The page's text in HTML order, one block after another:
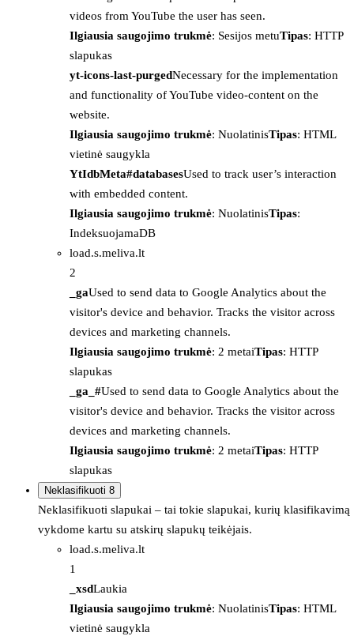
videos from YouTube the user has seen.
Ilgiausia saugojimo trukmė: Sesijos metuTipas: HTTP
slapukas
yt-icons-last-purgedNecessary for the implementation
and functionality of YouTube video-content on the
website.
Ilgiausia saugojimo trukmė: NuolatinisTipas: HTML
vietinė saugykla
YtIdbMeta#databasesUsed to track user’s interaction
with embedded content.
Ilgiausia saugojimo trukmė: NuolatinisTipas:
IndeksuojamaDB
load.s.meliva.lt
2
_gaUsed to send data to Google Analytics about the
visitor's device and behavior. Tracks the visitor across
devices and marketing channels.
Ilgiausia saugojimo trukmė: 2 metaiTipas: HTTP
slapukas
_ga_#Used to send data to Google Analytics about the
visitor's device and behavior. Tracks the visitor across
devices and marketing channels.
Ilgiausia saugojimo trukmė: 2 metaiTipas: HTTP
slapukas
Neklasifikuoti 8
Neklasifikuoti slapukai – tai tokie slapukai, kurių klasifikavimą
vykdome kartu su atskirų slapukų teikėjais.
load.s.meliva.lt
1
_xsdLaukia
Ilgiausia saugojimo trukmė: NuolatinisTipas: HTML
vietinė saugykla